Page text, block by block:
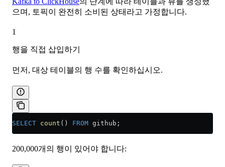
으며, 토픽이 완전히 소비된 상태라고 가정합니다.
1
행을 직접 삽입하기
먼저, 대상 테이블의 행 수를 확인하십시오.
SELECT count () FROM github;
200,000개의 행이 있어야 합니다: